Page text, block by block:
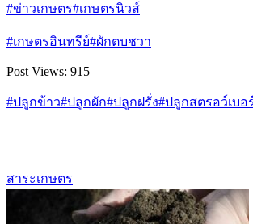
#ข่าวเกษตร#เกษตรนิวส์
#เกษตรอินทรีย์#ผักตบชวา
Post Views: 915
#ปลูกข้าว#ปลูกผัก#ปลูกฝรั่ง#ปลูกสตรอว์เบอ
สาระเกษตร